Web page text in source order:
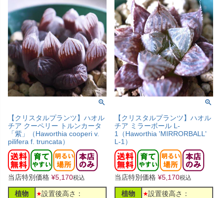
【クリスタルプランツ】ハオル
チア クーペリー トルンカータ
「紫」（Haworthia cooperi v.
pilifera f. truncata）
当店特別価格 ¥5,170税込
植物
設置後高さ：
【クリスタルプランツ】ハオル
チア ミラーボール L-
1（Haworthia 'MIRRORBALL'
L-1）
当店特別価格 ¥5,170税込
植物
設置後高さ：